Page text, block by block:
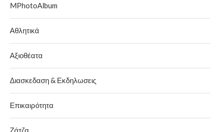
MPhotoAlbum
Αθλητικά
Αξιοθέατα
Διασκεδαση & Εκδηλωσεις
Επικαιρότητα
Ζάτζα